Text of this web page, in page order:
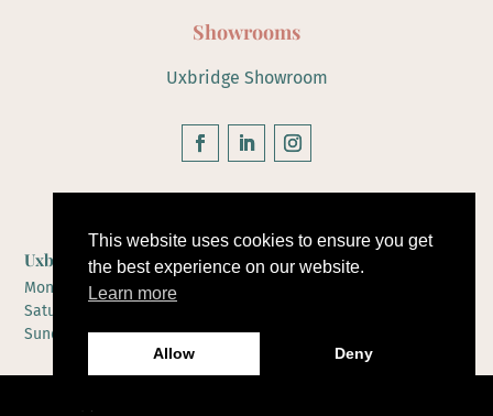
This website uses cookies to ensure you get
the best experience on our website.
Learn more
Allow Deny
Showrooms
Uxbridge Showroom
Uxbridge Showroom
Monday to Friday 10-5
Saturday 10-4
Sunday by appointment only